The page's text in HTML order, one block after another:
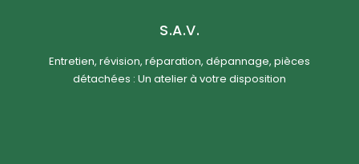
S.A.V.
Entretien, révision, réparation, dépannage, pièces
détachées : Un atelier à votre disposition